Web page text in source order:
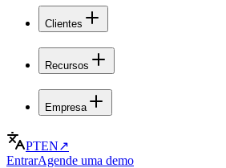
Clientes
Recursos
Empresa
PTEN↗
EntrarAgende uma demo